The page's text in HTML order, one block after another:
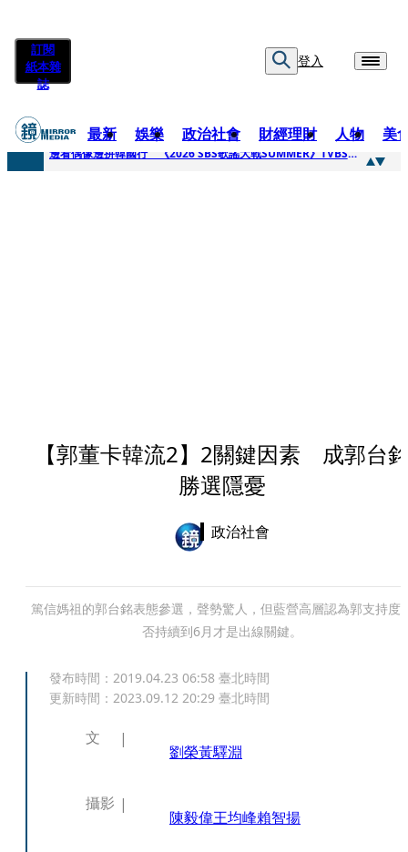
訂閱
紙本雜
誌
登入
最新 娛樂 政治社會 財經理財 人物 美
快訊
邊看偶像邊拚韓國行 《2026 SBS歌謠大戰SUMMER》TVBS直播祭追星福利
【郭董卡韓流2】2關鍵因素 成郭台
勝選隱憂
政治社會
篤信媽祖的郭台銘表態參選，聲勢驚人，但藍營高層認為郭支持度
否持續到6月才是出線關鍵。
發布時間： 2019.04.23 06:58 臺北時間
更新時間： 2023.09.12 20:29 臺北時間
文
劉榮黃驛淵
攝影
陳毅偉王均峰賴智揚